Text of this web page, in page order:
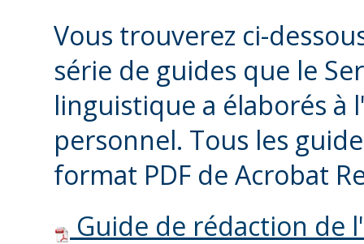
Vous trouverez ci-
série de guides que le
linguistique a élaborés
personnel. Tous les
format PDF de Acrobat
Guide de rédaction de